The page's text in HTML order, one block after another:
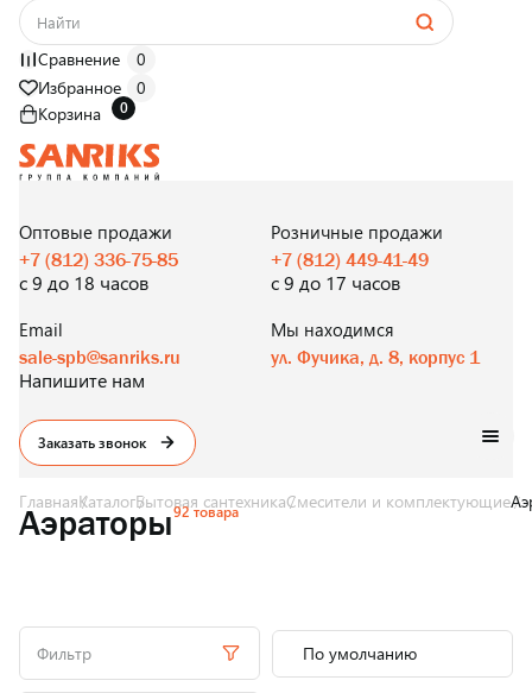
Сравнение
0
Избранное
0
Корзина
0
И В РОЗНИЦУ
Оптовые продажи
+7 (812) 336-75-85
с 9 до 18 часов
Розничные продажи
+7 (812) 449-41-49
с 9 до 17 часов
Email
sale-spb@sanriks.ru
Напишите нам
Мы находимся
ул. Фучика, д. 8, корпус 1
Заказать звонок
ГлавнаяКаталогБытовая сантехникаСмесители и комплектующие
Аэраторы92 товара
Фильтр